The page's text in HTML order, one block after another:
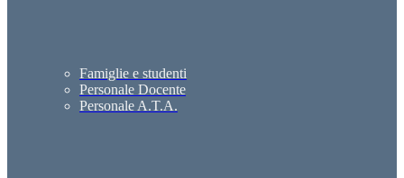
Famiglie e studenti
Personale Docente
Personale A.T.A.